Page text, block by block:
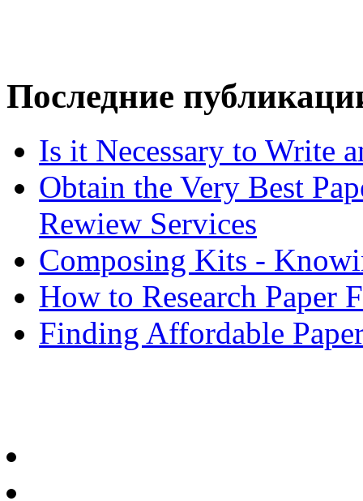
Последние
Is it Necessary to Write
Obtain the Very Best
Rewiew Services
Composing Kits -
How to Research Paper
Finding Affordable